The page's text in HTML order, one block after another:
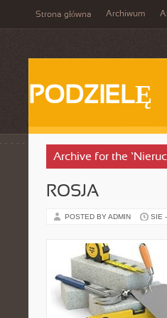
Strona główna Archiwum
PODZIELĘ
Archive for the
ROSJA
POSTED BY ADMIN SIE